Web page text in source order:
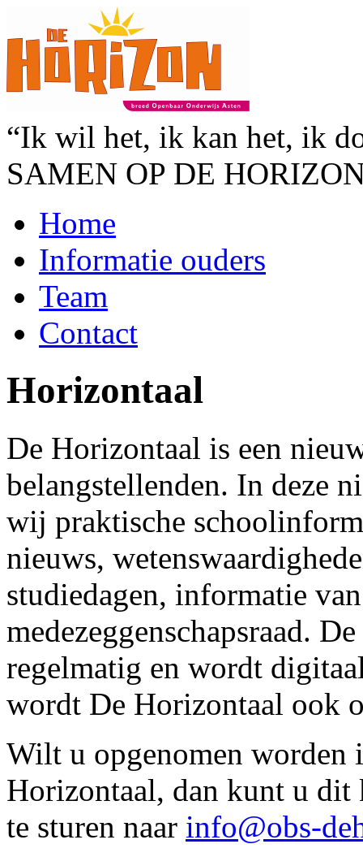
“Ik wil het, ik kan het, ik
SAMEN OP DE
Home
Informatie ouders
Team
Contact
Horizontaal
De Horizontaal is een
belangstellenden. In deze
wij praktische
nieuws,
studiedagen, informatie
medezeggenschapsraad.
regelmatig en wordt
wordt De Horizontaal ook
Wilt u opgenomen
Horizontaal, dan kunt u dit
te sturen naar info@obs-